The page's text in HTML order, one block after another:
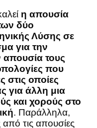
η απουσία
δύο
Λύσης σε
για την
απουσία τους
που
στις οποίες
για άλλη μια
και χορούς στο
. Παράλληλα,
τις απουσίες